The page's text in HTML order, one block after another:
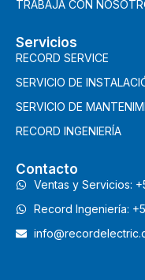
TRABAJA CON
Servicios
RECORD SERVICE
SERVICIO DE
SERVICIO DE
RECORD INGENIERÍA
Contacto
Ventas y Servicios:
Record Ingeniería: